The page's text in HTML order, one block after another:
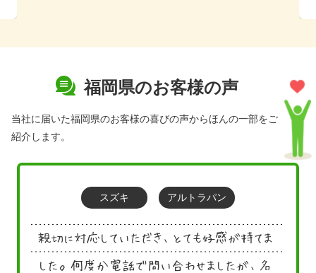
福岡県のお客様の声
当社に届いた福岡県のお客様の喜びの声からほんの一部をご
紹介します。
スズキ アルトラパン
親切に対応していただき、とても好感が持てま
した。何度か電話で問い合わせましたが、名